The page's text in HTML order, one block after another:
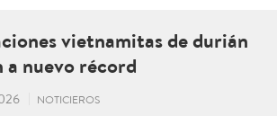
vietnamitas de durián
a nuevo récord
NOTICIEROS